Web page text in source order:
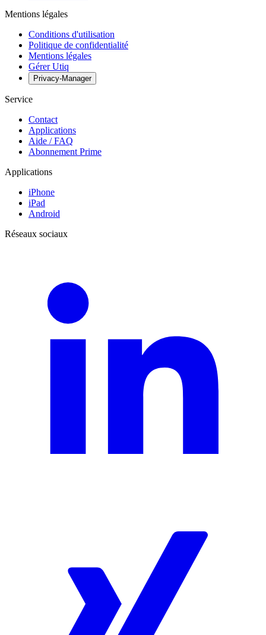
Mentions légales
Conditions d'utilisation
Politique de confidentialité
Mentions légales
Gérer Utiq
Privacy-Manager
Service
Contact
Applications
Aide / FAQ
Abonnement Prime
Applications
iPhone
iPad
Android
Réseaux sociaux